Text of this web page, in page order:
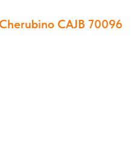
CAJB 70096